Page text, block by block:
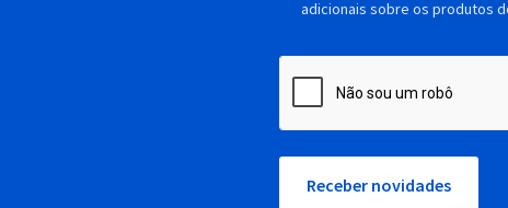
adicionais sobre os produtos
Receber novidades